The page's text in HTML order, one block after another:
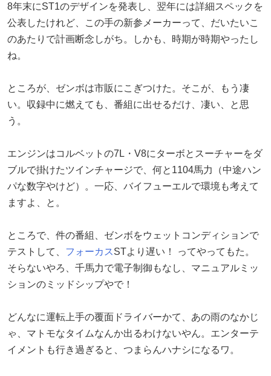
8年末にST1のデザインを発表し、翌年には詳細スペックを
公表したけれど、この手の新参メーカーって、だいたいこ
のあたりで計画断念しがち。しかも、時期が時期やったし
ね。
ところが、ゼンボは市販にこぎつけた。そこが、もう凄
い。収録中に燃えても、番組に出せるだけ、凄い、と思
う。
エンジンはコルベットの7L・V8にターボとスーチャーをダ
ブルで掛けたツインチャージで、何と1104馬力（中途ハン
パな数字やけど）。一応、バイフューエルで環境も考えて
ますよ、と。
ところで、件の番組、ゼンボをウェットコンディションで
テストして、 フォーカス STより遅い！ ってやってもた。
そらないやろ、千馬力で電子制御もなし、マニュアルミッ
ションのミッドシップやで！
どんなに運転上手の覆面ドライバーかて、あの雨のなかじ
ゃ、マトモなタイムなんか出るわけないやん。エンターテ
イメントも行き過ぎると、つまらんハナシになるワ。